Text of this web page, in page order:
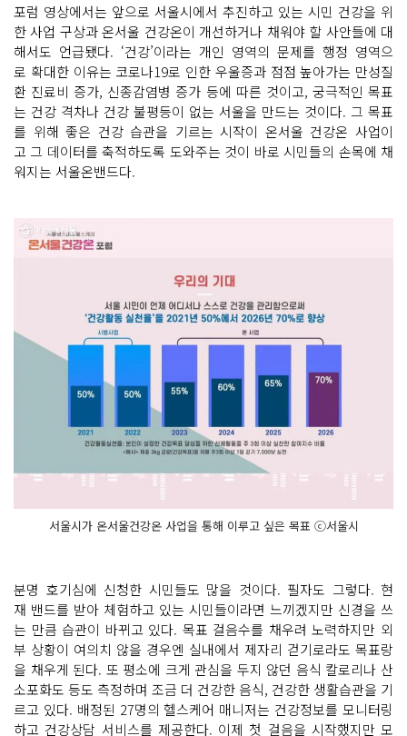
포럼 영상에서는 앞으로 서울시에서 추진하고 있는 시민 건강을 위
한 사업 구상과 온서울 건강온이 개선하거나 채워야 할 사안들에 대
해서도 언급됐다. ‘건강’이라는 개인 영역의 문제를 행정 영역으
로 확대한 이유는 코로나19로 인한 우울증과 점점 높아가는 만성질
환 진료비 증가, 신종감염병 증가 등에 따른 것이고, 궁극적인 목표
는 건강 격차나 건강 불평등이 없는 서울을 만드는 것이다. 그 목표
를 위해 좋은 건강 습관을 기르는 시작이 온서울 건강온 사업이
고 그 데이터를 축적하도록 도와주는 것이 바로 시민들의 손목에 채
워지는 서울온밴드다.
서울시가 온서울건강온 사업을 통해 이루고 싶은 목표 ⓒ서울시
분명 호기심에 신청한 시민들도 많을 것이다. 필자도 그렇다. 현
재 밴드를 받아 체험하고 있는 시민들이라면 느끼겠지만 신경을 쓰
는 만큼 습관이 바뀌고 있다. 목표 걸음수를 채우려 노력하지만 외
부 상황이 여의치 않을 경우엔 실내에서 제자리 걷기로라도 목표랑
을 채우게 된다. 또 평소에 크게 관심을 두지 않던 음식 칼로리나 산
소포화도 등도 측정하며 조금 더 건강한 음식, 건강한 생활습관을 기
르고 있다. 배정된 27명의 헬스케어 매니저는 건강정보를 모니터링
하고 건강상담 서비스를 제공한다. 이제 첫 걸음을 시작했지만 모